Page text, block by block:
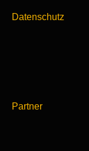
Datenschutz
Partner